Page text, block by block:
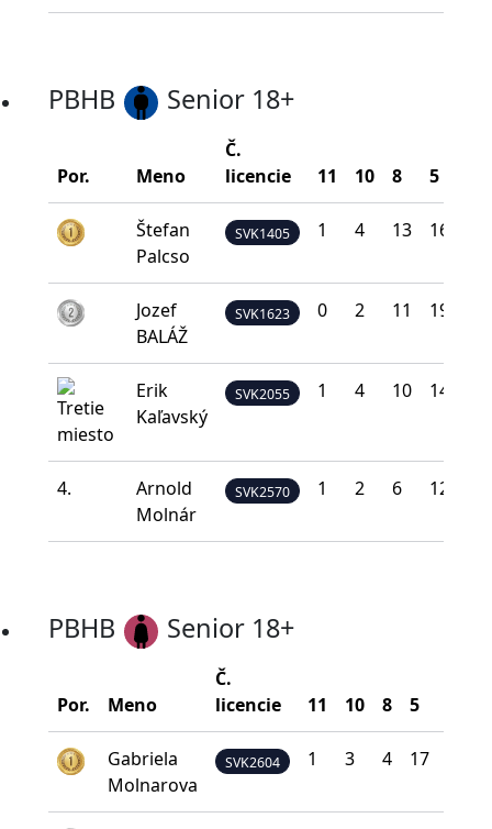
PBHB Senior 18+
Por. Meno
Č.
licencie
11 10 8 5
Štefan
Palcso
SVK1405 1 4 13 16
Jozef
BALÁŽ
SVK1623 0 2 11 19
Erik
Kaľavský
SVK2055 1 4 10 14
4.
Arnold
Molnár
SVK2570 1 2 6 12
PBHB Senior 18+
Por. Meno
Č.
licencie
11 10 8 5
Gabriela
Molnarova
SVK2604 1 3 4 17